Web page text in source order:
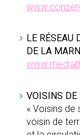
LE RÉSEAU
DE LA
VOISINS DE
« Voisins de
voisin de